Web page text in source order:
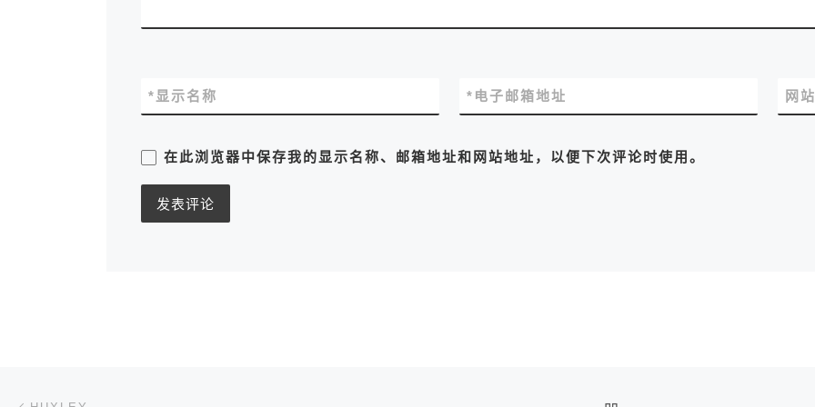
显示名称
* 电子邮箱地址
* 网
在此浏览器中保存我的显示名称、邮箱地址和网站地址，以便下次评论时使用。
文章导航